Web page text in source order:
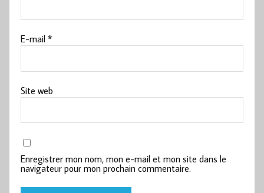
E-mail*
Site web
Enregistrer mon nom, mon e-mail et mon site dans le
navigateur pour mon prochain commentaire.